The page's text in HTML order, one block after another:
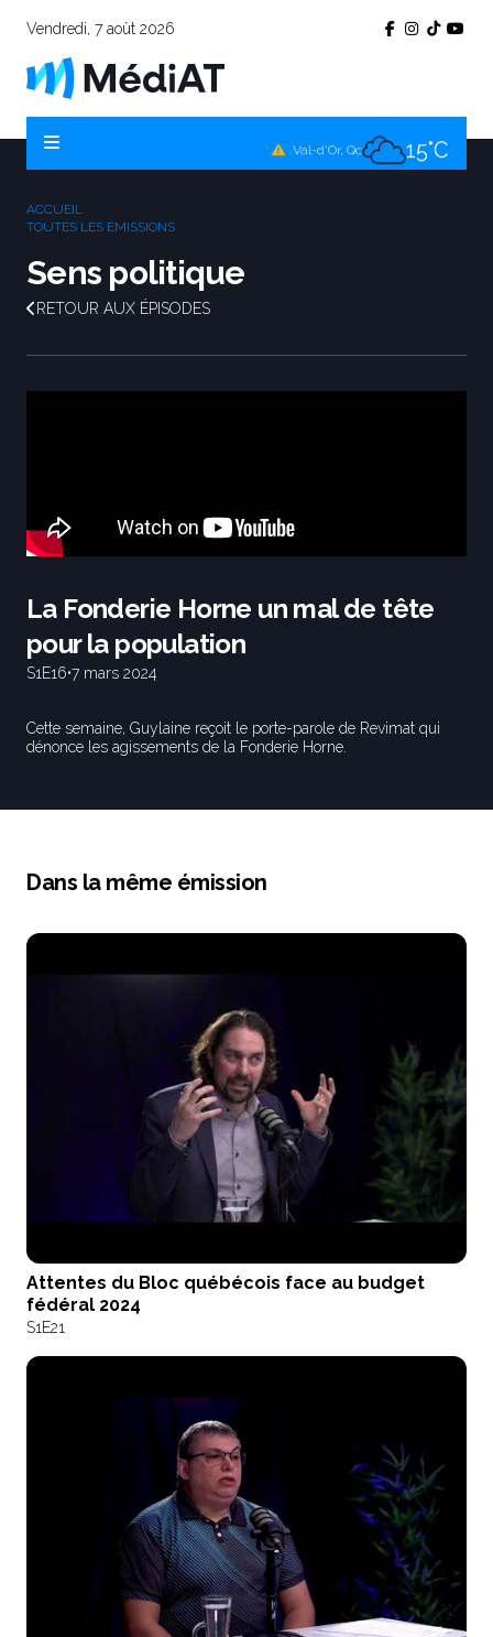
Vendredi, 7 août 2026
Val-d'Or, Qc 15°C
ACCUEIL
TOUTES LES ÉMISSIONS
Sens politique
RETOUR AUX ÉPISODES
La Fonderie Horne un mal de tête
pour la population
S1 E16•7 mars 2024
Cette semaine, Guylaine reçoit le porte-parole de Revimat qui
dénonce les agissements de la Fonderie Horne.
Dans la même émission
Attentes du Bloc québécois face au budget
fédéral 2024
S1E21